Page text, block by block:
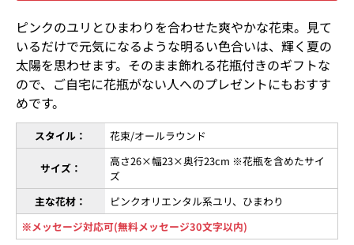
ピンクのユリとひまわりを合わせた爽やかな花束。見て
いるだけで元気になるような明るい色合いは、輝く夏の
太陽を思わせます。そのまま飾れる花瓶付きのギフトな
ので、ご自宅に花瓶がない人へのプレゼントにもおすす
めです。
スタイル： 花束/オールラウンド
サイズ：
高さ26×幅23×奥行23cm ※花瓶を含めたサイ
ズ
主な花材：
ピンクオリエンタル系ユリ、ひまわり
※メッセージ対応可(無料メッセージ30文字以内)